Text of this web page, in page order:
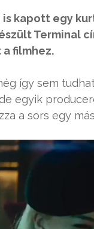
kapott egy
Terminal
filmhez.
így sem
egyik
a sors egy